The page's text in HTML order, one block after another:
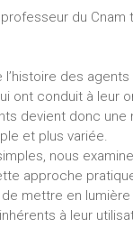
professeur du Cnam
des
ont conduit à leur
devient donc une
et plus variée.
nous
approche
mettre en
à leur